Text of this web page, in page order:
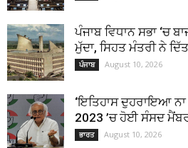
ਪੰਜਾਬ ਵਿਧਾਨ ਸਭਾ ‘ਚ
ਮੁੱਦਾ, ਸਿਹਤ ਮੰਤਰੀ ਨੇ
ਪੰਜਾਬ August 10, 2026
‘ਇਤਿਹਾਸ ਦੁਹਰਾਇਆ ਨਾ
2023 ’ਚ ਹੋਈ ਸੰਸਦ
ਭਾਰਤ August 10, 2026